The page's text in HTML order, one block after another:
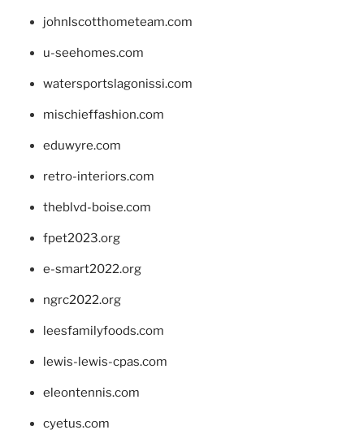
johnlscotthometeam.com
u-seehomes.com
watersportslagonissi.com
mischieffashion.com
eduwyre.com
retro-interiors.com
theblvd-boise.com
fpet2023.org
e-smart2022.org
ngrc2022.org
leesfamilyfoods.com
lewis-lewis-cpas.com
eleontennis.com
cyetus.com